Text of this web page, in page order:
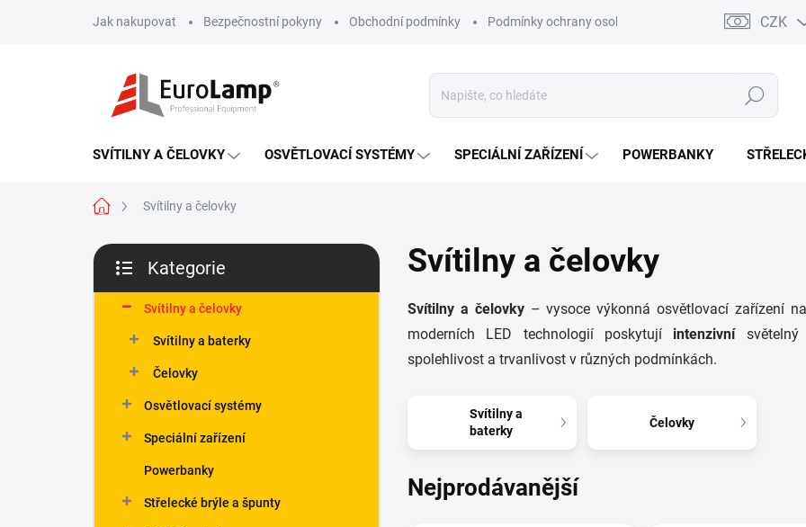
Jak nakupovat Bezpečnostní pokyny Obchodní podmínky Podmínky ochrany osobních údajů Kontakty CZK
Hledat
SVÍTILNY A ČELOVKY OSVĚTLOVACÍ SYSTÉMY SPECIÁLNÍ ZAŘÍZENÍ POWERBANKY
Domů Svítilny a čelovky
P
s
kategorie
Kategorie
Svítilny a čelovky
Svítilny a baterky
Čelovky
Osvětlovací systémy
Speciální zařízení
Powerbanky
Střelecké brýle a špunty
Svítilny a čelovky
Svítilny a čelovky– vysoce výkonná osvětlovací zařízení
moderních LED technologií poskytují intenzivnísvětelný
spolehlivost a trvanlivost v různých podmínkách.
Svítilny a
baterky
Čelovky
Nejprodávanější